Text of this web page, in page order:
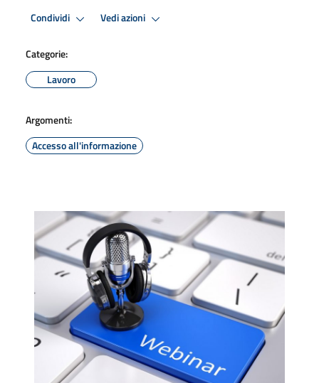
Condividi Vedi azioni
Categorie:
Lavoro
Argomenti:
Accesso all'informazione